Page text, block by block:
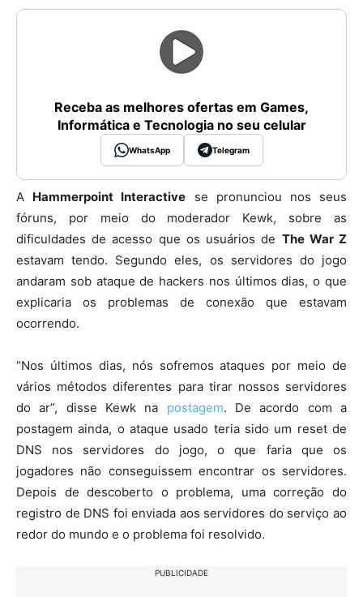
Receba as melhores ofertas em Games,
Informática e Tecnologia no seu celular
WhatsApp Telegram
A Hammerpoint Interactive se pronunciou nos seus
fóruns, por meio do moderador Kewk, sobre as
dificuldades de acesso que os usuários de The War Z
estavam tendo. Segundo eles, os servidores do jogo
andaram sob ataque de hackers nos últimos dias, o que
explicaria os problemas de conexão que estavam
ocorrendo.
“Nos últimos dias, nós sofremos ataques por meio de
vários métodos diferentes para tirar nossos servidores
do ar”, disse Kewk na postagem. De acordo com a
postagem ainda, o ataque usado teria sido um reset de
DNS nos servidores do jogo, o que faria que os
jogadores não conseguissem encontrar os servidores.
Depois de descoberto o problema, uma correção do
registro de DNS foi enviada aos servidores do serviço ao
redor do mundo e o problema foi resolvido.
PUBLICIDADE